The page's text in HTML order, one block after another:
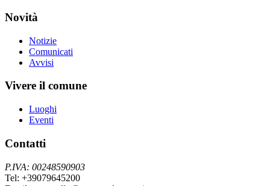
Novità
Notizie
Comunicati
Avvisi
Vivere il comune
Luoghi
Eventi
Contatti
P.IVA: 00248590903
Tel: +39079645200